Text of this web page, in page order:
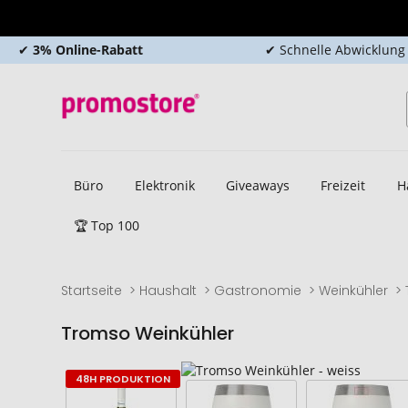
✔ 3% Online-Rabatt ✔ Schnelle Abwicklung
Büro Elektronik Giveaways Freizeit
🏆 Top 100
Startseite Haushalt Gastronomie Weinkühler
Tromso Weinkühler
Zum
Ende
Zum
Anfang
48H PRODUKTION